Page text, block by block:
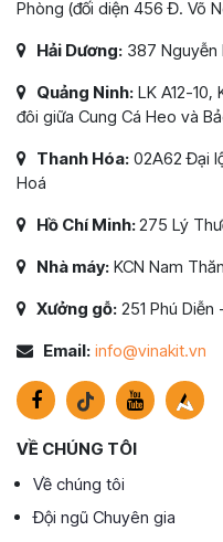
Phòng (đối diện 456 Đ. Võ
Hải Dương: 387 Nguyễn
Quảng Ninh: LK A12-10,
đôi giữa Cung Cá Heo và
Thanh Hóa: 02A62 Đại
Hoá
Hồ Chí Minh:275 Lý
Nhà máy: KCN Nam
Xưởng gỗ: 251 Phú
Email: info@vinakit.vn
VỀ CHÚNG TÔI
Về chúng tôi
Đội ngũ Chuyên gia